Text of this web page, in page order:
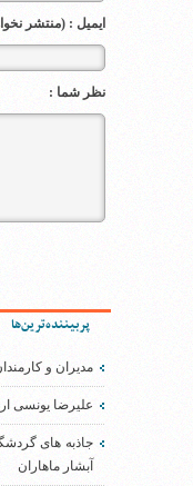
ایمیل : (منتشر
نظر شما :
پربیننده‌ترین‌ها
مدیران و
علیرضا یونسی
جاذبه های
آبشار ماهاران